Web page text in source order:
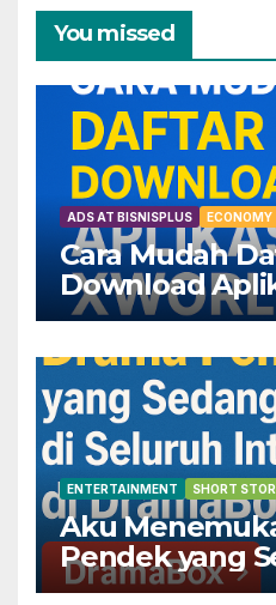
You missed
ADS AT BISNISPLUS ECONOMY
Cara Mudah
Download
Dapatkan
ENTERTAINMENT SHORT
Aku
Pendek yang
Seluruh